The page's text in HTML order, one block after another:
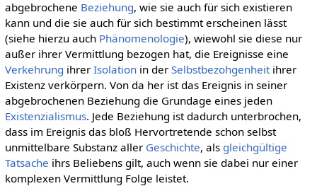
abgebrochene Beziehung, wie sie auch für sich existieren
kann und die sie auch für sich bestimmt erscheinen lässt
(siehe hierzu auch Phänomenologie), wiewohl sie diese nur
außer ihrer Vermittlung bezogen hat, die Ereignisse eine
Verkehrung ihrer Isolationin der Selbstbezohgenheitihrer
Existenz verkörpern. Von da her ist das Ereignis in seiner
abgebrochenen Beziehung die Grundage eines jeden
Existenzialismus. Jede Beziehung ist dadurch unterbrochen,
dass im Ereignis das bloß Hervortretende schon selbst
unmittelbare Substanz aller Geschichte, als gleichgültige
Tatsache ihrs Beliebens gilt, auch wenn sie dabei nur einer
komplexen Vermittlung Folge leistet.